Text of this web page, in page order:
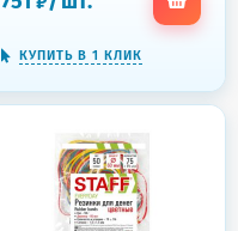
каучук, 440090
КУПИТЬ В 1 КЛИК